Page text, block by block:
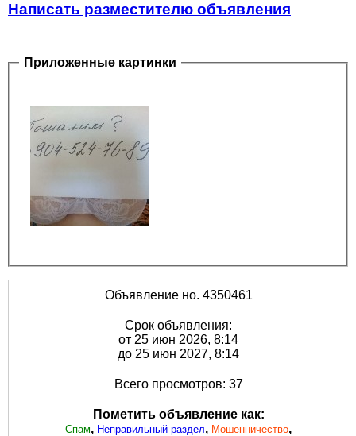
Написать разместителю объявления
Приложенные картинки
Объявление но. 4350461
Срок объявления:
от 25 июн 2026, 8:14
до 25 июн 2027, 8:14
Всего просмотров: 37
Пометить объявление как:
Спам, Неправильный раздел, Мошенничество,